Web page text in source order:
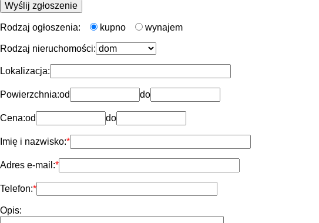
Rodzaj ogłoszenia: kupno wynajem
Rodzaj nieruchomości:
Lokalizacja:
Powierzchnia:od do
Cena:od do
Imię i nazwisko:
Adres e-mail:
Telefon:
Opis: